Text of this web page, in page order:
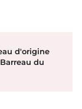
d'origine
du